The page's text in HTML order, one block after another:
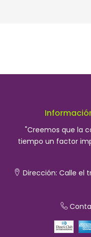
"Creemos que la
tiempo un factor
Dirección: Calle el